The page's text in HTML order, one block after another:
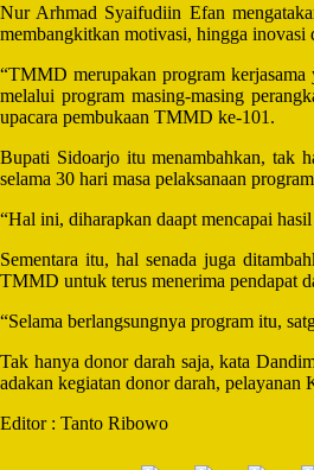
Nur Arhmad Syaifudiin Efan
membangkitkan motivasi, hingga inovasi
“TMMD merupakan program kerjasama
melalui program masing-masing
upacara pembukaan TMMD ke-101.
Bupati Sidoarjo itu menambahkan, tak
selama 30 hari masa pelaksanaan
“Hal ini, diharapkan daapt mencapai
Sementara itu, hal senada juga
TMMD untuk terus menerima pendapat
“Selama berlangsungnya program itu,
Tak hanya donor darah saja, kata
adakan kegiatan donor darah,
Editor : Tanto Ribowo